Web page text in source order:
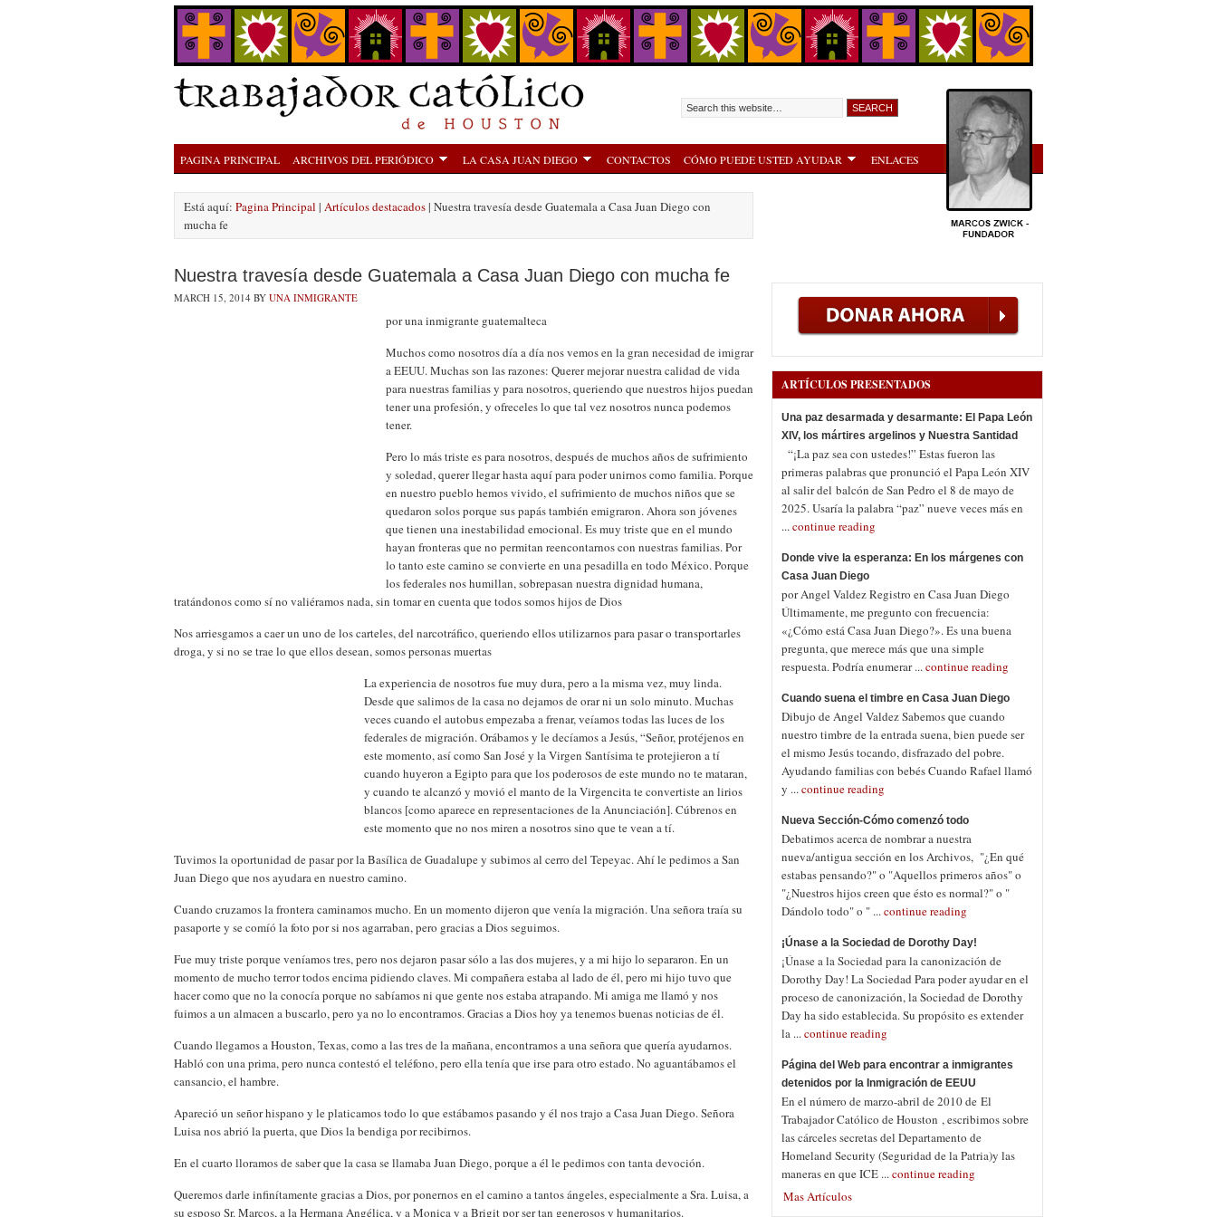
PAGINA PRINCIPAL ARCHIVOS DEL PERIÓDICO LA CASA JUAN DIEGO CONTACTOS CÓMO PUEDE USTED AYUDAR ENLACES
Está aquí: Pagina Principal | Artículos destacados| Nuestra travesía desde Guatemala a Casa Juan Diego con
mucha fe
Nuestra travesía desde Guatemala a Casa Juan Diego con mucha fe
MARCH 15, 2014 BY UNA INMIGRANTE
por una inmigrante guatemalteca
Muchos como nosotros día a día nos vemos en la gran necesidad de imigrar
a EEUU. Muchas son las razones: Querer mejorar nuestra calidad de vida
para nuestras familias y para nosotros, queriendo que nuestros hijos puedan
tener una profesión, y ofreceles lo que tal vez nosotros nunca podemos
tener.
Pero lo más triste es para nosotros, después de muchos años de sufrimiento
y soledad, querer llegar hasta aquí para poder unirnos como familia. Porque
en nuestro pueblo hemos vivido, el sufrimiento de muchos niños que se
quedaron solos porque sus papás también emigraron. Ahora son jóvenes
que tienen una inestabilidad emocional. Es muy triste que en el mundo
hayan fronteras que no permitan reencontarnos con nuestras familias. Por
lo tanto este camino se convierte en una pesadilla en todo México. Porque
los federales nos humillan, sobrepasan nuestra dignidad humana,
tratándonos como sí no valiéramos nada, sin tomar en cuenta que todos somos hijos de Dios
Nos arriesgamos a caer un uno de los carteles, del narcotráfico, queriendo ellos utilizarnos para pasar o transportarles
droga, y si no se trae lo que ellos desean, somos personas muertas
La experiencia de nosotros fue muy dura, pero a la misma vez, muy linda.
Desde que salimos de la casa no dejamos de orar ni un solo minuto. Muchas
veces cuando el autobus empezaba a frenar, veíamos todas las luces de los
federales de migración. Orábamos y le decíamos a Jesús, “Señor, protéjenos en
este momento, así como San José y la Virgen Santísima te protejieron a tí
cuando huyeron a Egipto para que los poderosos de este mundo no te mataran,
y cuando te alcanzó y movió el manto de la Virgencita te convertiste an lirios
blancos [como aparece en representaciones de la Anunciación]. Cúbrenos en
este momento que no nos miren a nosotros sino que te vean a tí.
Tuvimos la oportunidad de pasar por la Basílica de Guadalupe y subimos al cerro del Tepeyac. Ahí le pedimos a San
Juan Diego que nos ayudara en nuestro camino.
Cuando cruzamos la frontera caminamos mucho. En un momento dijeron que venía la migración. Una señora traía su
pasaporte y se comíó la foto por si nos agarraban, pero gracias a Dios seguimos.
Fue muy triste porque veníamos tres, pero nos dejaron pasar sólo a las dos mujeres, y a mi hijo lo separaron. En un
momento de mucho terror todos encima pidiendo claves. Mi compañera estaba al lado de él, pero mi hijo tuvo que
hacer como que no la conocía porque no sabíamos ni que gente nos estaba atrapando. Mi amiga me llamó y nos
fuimos a un almacen a buscarlo, pero ya no lo encontramos. Gracias a Dios hoy ya tenemos buenas noticias de él.
Cuando llegamos a Houston, Texas, como a las tres de la mañana, encontramos a una señora que quería ayudarnos.
Habló con una prima, pero nunca contestó el teléfono, pero ella tenía que irse para otro estado. No aguantábamos el
cansancio, el hambre.
Apareció un señor hispano y le platicamos todo lo que estábamos pasando y él nos trajo a Casa Juan Diego. Señora
Luisa nos abrió la puerta, que Dios la bendiga por recibirnos.
En el cuarto lloramos de saber que la casa se llamaba Juan Diego, porque a él le pedimos con tanta devoción.
Queremos darle infinítamente gracias a Dios, por ponernos en el camino a tantos ángeles, especialmente a Sra. Luisa, a
su esposo Sr. Marcos, a la Hermana Angélica, y a Monica y a Brigit por ser tan generosos y humanitarios.
ARTÍCULOS PRESENTADOS
Una paz desarmada y desarmante: El Papa León
XIV, los mártires argelinos y Nuestra Santidad
“¡La paz sea con ustedes!” Estas fueron las
primeras palabras que pronunció el Papa León XIV
al salir del balcón de San Pedro el 8 de mayo de
2025. Usaría la palabra “paz” nueve veces más en
...continue reading
Donde vive la esperanza: En los márgenes con
Casa Juan Diego
por Angel Valdez Registro en Casa Juan Diego
Últimamente, me pregunto con frecuencia:
«¿Cómo está Casa Juan Diego?». Es una buena
pregunta, que merece más que una simple
respuesta. Podría enumerar ...continue reading
Cuando suena el timbre en Casa Juan Diego
Dibujo de Angel Valdez Sabemos que cuando
nuestro timbre de la entrada suena, bien puede ser
el mismo Jesús tocando, disfrazado del pobre.
Ayudando familias con bebés Cuando Rafael llamó
y ...continue reading
Nueva Sección-Cómo comenzó todo
Debatimos acerca de nombrar a nuestra
nueva/antigua sección en los Archivos, "¿En qué
estabas pensando?" o "Aquellos primeros años" o
"¿Nuestros hijos creen que ésto es normal?" o "
Dándolo todo" o " ...continue reading
¡Únase a la Sociedad de Dorothy Day!
¡Únase a la Sociedad para la canonización de
Dorothy Day! La Sociedad Para poder ayudar en el
proceso de canonización, la Sociedad de Dorothy
Day ha sido establecida. Su propósito es extender
la ...continue reading
Página del Web para encontrar a inmigrantes
detenidos por la Inmigración de EEUU
En el número de marzo-abril de 2010 de El
Trabajador Católico de Houston , escribimos sobre
las cárceles secretas del Departamento de
Homeland Security (Seguridad de la Patria)y las
maneras en que ICE ...continue reading
Mas Artículos